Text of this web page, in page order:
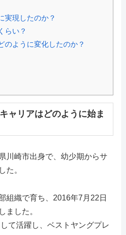
実現したのか？
らい？
のように変化したのか？
ャリアはどのように始ま
川崎市出身で、幼少期からサ
た。
組織で育ち、2016年7月22日
ました。
て活躍し、ベストヤングプレ